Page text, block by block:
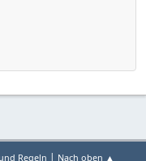
Regeln | Nach oben ▲